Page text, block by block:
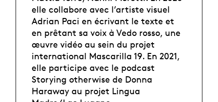
elle collabore avec l’artiste visuel
Adrian Paci en écrivant le texte et
en prêtant sa voix à Vedo rosso, une
œuvre vidéo au sein du projet
international Mascarilla 19. En 2021,
elle participe avec le podcast
Storying otherwise de Donna
Haraway au projet Lingua